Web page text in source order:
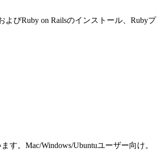
びRuby on Railsのインストール、Rubyプ
。Mac/Windows/Ubuntuユーザー向け。